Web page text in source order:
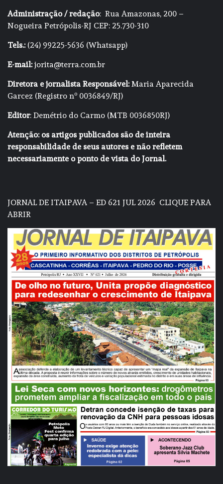
Administração / redação: Rua Amazonas, 200 –
Nogueira Petrópolis-RJ CEP: 25.730-310
Tels.:(24) 99225-5636 (Whatsapp)
E-mail:jorita@terra.com.br
Diretora e jornalista Responsável:Maria Aparecida
Garcez (Registro nº 0036849/RJ)
Editor: Demétrio do Carmo (MTB 0036850RJ)
Atenção: os artigos publicados são de inteira
responsabilidade de seus autores e não refletem
necessariamente o ponto de vista do Jornal.
JORNAL DE ITAIPAVA – ED 621 JUL 2026 CLIQUE PARA
ABRIR